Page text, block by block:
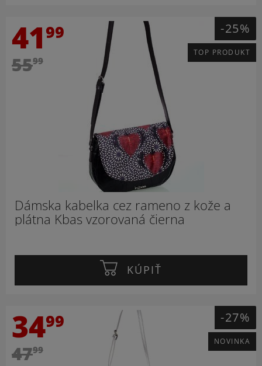
4199
5599
-25%
TOP PRODUKT
Dámska kabelka cez rameno z kože a
plátna Kbas vzorovaná čierna
KÚPIŤ
3499
4799
-27%
NOVINKA